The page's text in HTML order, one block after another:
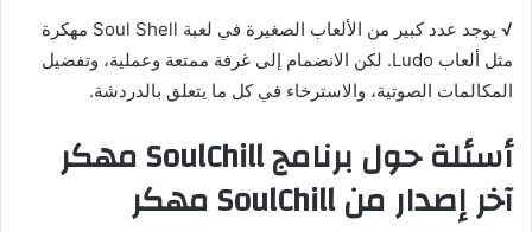
√
يوجد عدد كبير من الألعاب الصغيرة في لعبة Soul Shell مهكرة
مثل ألعاب Ludo. لكن الانضمام إلى غرفة ممتعة وعملية، وتفضيل
المكالمات الصوتية، والاسترخاء في كل ما يتعلق بالدردشة.
أسئلة حول برنامج SoulChill مهكر
آخر إصدار من SoulChill مهكر